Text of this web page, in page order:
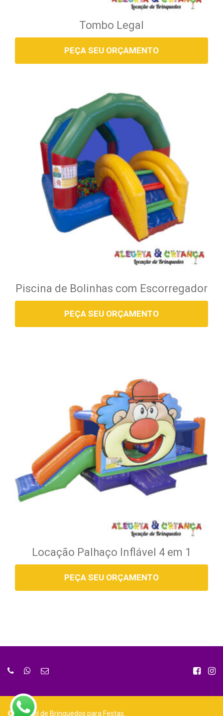
Tombo Legal
PEÇA SEU ORÇAMENTO
Piscina de Bolinhas com Escorregador
PEÇA SEU ORÇAMENTO
Locação Palhaço Inflável 4 em 1
PEÇA SEU ORÇAMENTO
© Aluguel de Brinquedos para Festas.